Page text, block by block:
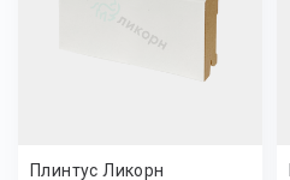
Плинтус Ликорн